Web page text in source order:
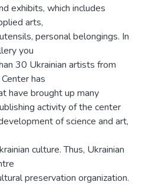
exhibits, which includes
arts,
personal belongings. In
you
30 Ukrainian artists from
has
have brought up many
activity of the center
of science and art,
culture. Thus, Ukrainian
preservation organization.